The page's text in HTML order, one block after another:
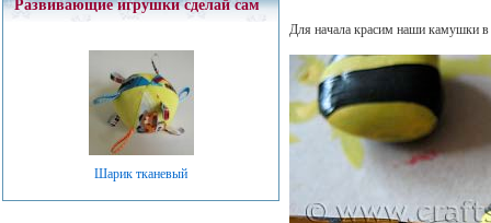
Развивающие игрушки сделай сам
Шарик тканевый
Для начала красим наши камушки